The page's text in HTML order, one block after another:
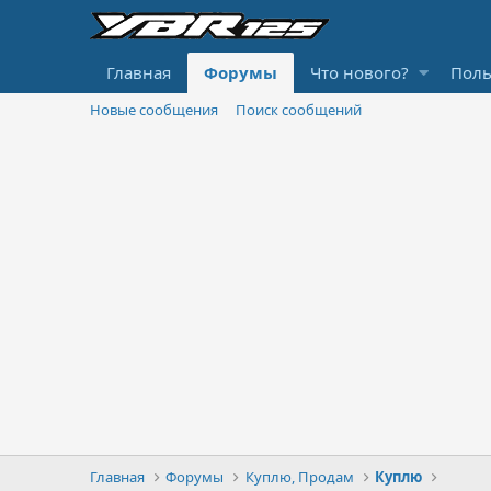
Главная Форумы Что нового?
Новые сообщения Поиск сообщений
Главная Форумы Куплю, Продам Куплю